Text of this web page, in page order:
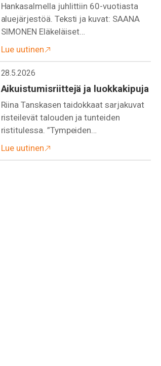
Hankasalmella juhlittiin 60-vuotiasta
aluejärjestöä. Teksti ja kuvat: SAANA
SIMONEN Eläkeläiset…
Lue uutinen
28.5.2026
Aikuistumisriittejä ja luokkakipuja
Riina Tanskasen taidokkaat sarjakuvat
risteilevät talouden ja tunteiden
ristitulessa. ”Tympeiden…
Lue uutinen